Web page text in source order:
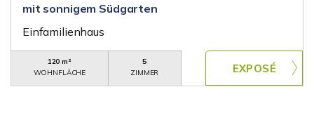
mit sonnigem Südgarten
Einfamilienhaus
120 m²
WOHNFLÄCHE
5
ZIMMER